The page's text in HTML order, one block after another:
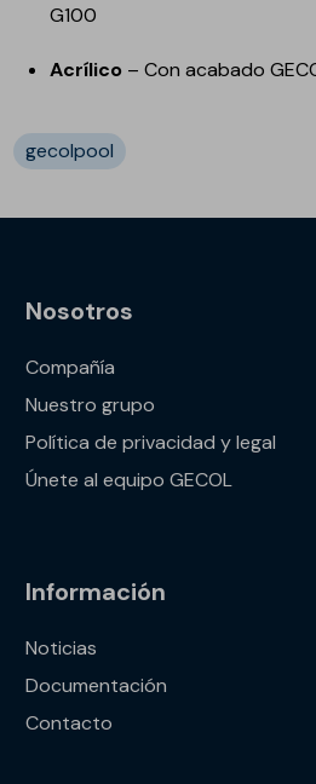
G100
Acrílico – Con acabado
gecolpool
Nosotros
Compañía
Nuestro grupo
Política de privacidad y legal
Únete al equipo GECOL
Información
Noticias
Documentación
Contacto